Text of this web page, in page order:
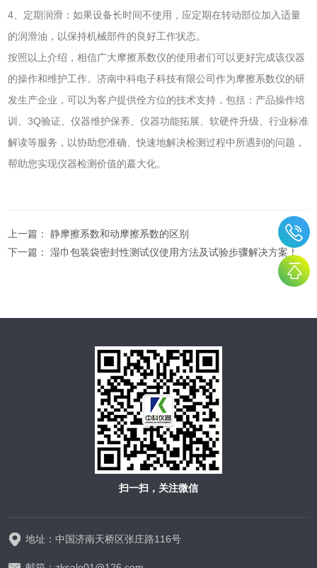
4、定期润滑：如果设备长时间不使用，应定期在转动部位加入适量
的润滑油，以保持机械部件的良好工作状态。
按照以上介绍，相信广大摩擦系数仪的使用者们可以更好完成该仪器
的操作和维护工作。济南中科电子科技有限公司作为摩擦系数仪的研
发生产企业，可以为客户提供佺方位的技术支持，包括：产品操作培
训、3Q验证、仪器维护保养、仪器功能拓展、软硬件升级、行业标准
解读等服务，以协助您准确、快速地解决检测过程中所遇到的问题，
帮助您实现仪器检测价值的蕞大化。
上一篇：静摩擦系数和动摩擦系数的区别
下一篇：湿巾包装袋密封性测试仪使用方法及试验步骤解决方案！
扫一扫，关注微信
地址：中国济南天桥区张庄路116号